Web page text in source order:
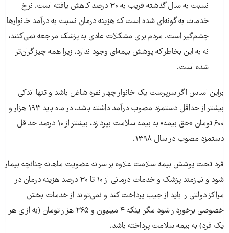
نسبت به سال گذشته قریب به ۳۰ درصد کاهش یافته است. نرخ
خدمات به گونه‌ای شده است که هزینه درمان نسبت به درآمد خانوارها
چشم‌گیر است. مردم برای مشکلات عادی به پزشک مراجعه نمی‌کنند،
نه به این بخاطر که پوشش بیمه‌ای وجود ندارد، زیرا همه چیز گران‌تر
شده است.
براین اساس اگر سرپرست یک خانوار چهار نفره شاغل باشد و تنها اندکی
بیشتر از حداقل دستمزد مصوب درآمد داشته باشد، در ماه باید ۱۹۳ هزار و
۶۰۰ تومان «حق بیمه» به بیمه سلامت بپردازد، بیشتر از ۱۰ درصد حداقل
دستمزد مصوب در سال ۱۳۹۸.
فرد تحت پوشش بیمه سلامت علاوه بر سرانه عضویت ماهانه چنانچه بیمار
شود و نیازمند پزشک و خدمات درمانی از ۱۰ تا ۳۰ درصد هزینه درمان در
مراکز دولتی را باید از جیب پرداخت کند و نمی‌تواند از خدمات بخش
خصوصی برخوردار شود مگر اینکه ۴ میلیون و ۳۶۵ هزار تومان (به ازای هر
یک فرد) به بیمه سلامت پرداخته باشد.